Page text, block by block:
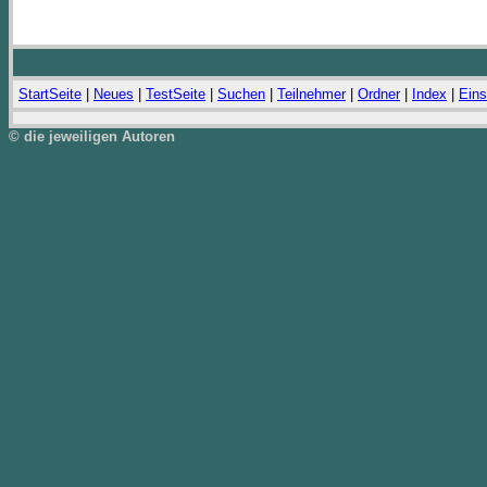
StartSeite Neues TestSeite Suchen Teilnehmer| Ordner| Index
© die jeweiligen Autoren